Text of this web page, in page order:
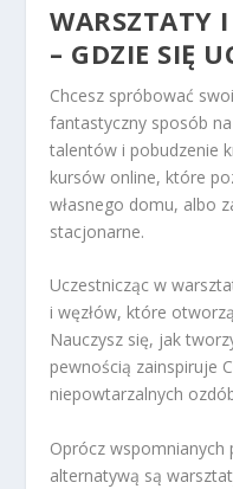
WARSZTATY
– GDZIE SIĘ
Chcesz spróbować
fantastyczny sposób
talentów i pobudzenie
kursów online, które
własnego domu, albo
stacjonarne.
Uczestnicząc w
i węzłów, które
Nauczysz się, jak
pewnością zainspiruje
niepowtarzalnych
Oprócz
alternatywą są